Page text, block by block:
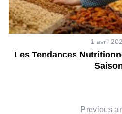
1 avril
Les Tendances
Saison
Previous